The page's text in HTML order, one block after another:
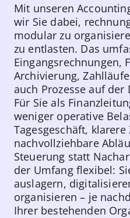
Mit unseren
wir Sie dabei,
modular zu
zu entlasten. Das
Eingangsrechnungen,
Archivierung,
auch Prozesse auf der
Für Sie als
weniger operative
Tagesgeschäft,
nachvollziehbare
Steuerung statt
der Umfang flexibel:
auslagern,
organisieren – je
Ihrer bestehenden